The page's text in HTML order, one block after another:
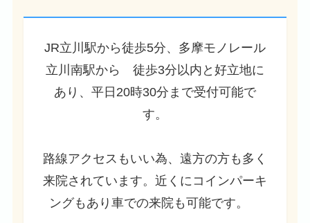
JR立川駅から徒歩5分、多摩モノレール
立川南駅から 徒歩3分以内と好立地に
あり、平日20時30分まで受付可能で
す。
路線アクセスもいい為、遠方の方も多く
来院されています。近くにコインパーキ
ングもあり車での来院も可能です。